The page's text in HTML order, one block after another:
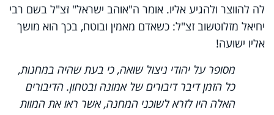
לה להווצר ולהגיע אליו. אומר ה"אוהב ישראל" זצ"ל בשם רבי
יחיאל מזלוטשוב זצ"ל: כשאדם מאמין ובוטח, בכך הוא מושך
אליו ישועה!
מסופר על יהודי ניצול שואה, כי בעת שהיה במחנות,
כל הזמן דיבר דיבורים של אמונה ובטחון. הדיבורים
האלה היו לזרא לשוכני המחנה, אשר ראו את המוות